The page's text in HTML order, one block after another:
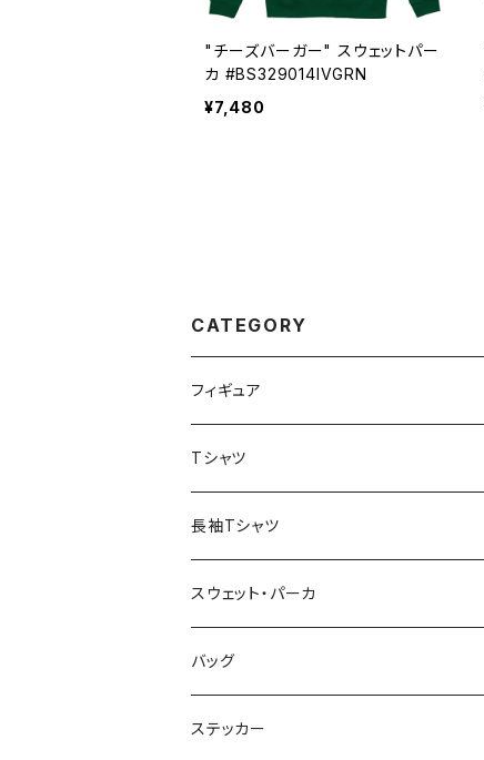
"チーズバーガー" スウェットパー
カ #BS329014IVGRN
¥7,480
CATEGORY
フィギュア
Tシャツ
長袖Tシャツ
スウェット・パーカ
バッグ
ステッカー